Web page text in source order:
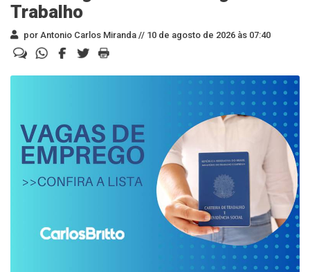
Trabalho
por Antonio Carlos Miranda // 10 de agosto de 2026 às 07:40